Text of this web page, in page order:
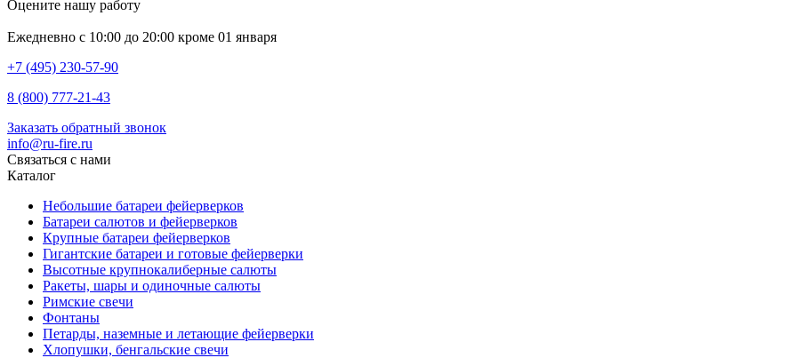
Оцените нашу работу
Ежедневно с 10:00 до 20:00 кроме 01 января
+7 (495) 230-57-90
8 (800) 777-21-43
Заказать обратный звонок
info@ru-fire.ru
Связаться с нами
Каталог
Небольшие батареи фейерверков
Батареи салютов и фейерверков
Крупные батареи фейерверков
Гигантские батареи и готовые фейерверки
Высотные крупнокалиберные салюты
Ракеты, шары и одиночные салюты
Римские свечи
Фонтаны
Петарды, наземные и летающие фейерверки
Хлопушки, бенгальские свечи